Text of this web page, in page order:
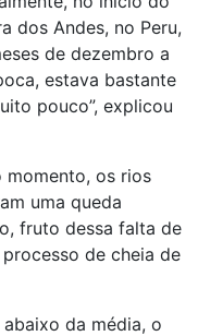
dos Andes, no Peru,
de dezembro a
estava bastante
pouco”, explicou
momento, os rios
uma queda
fruto dessa falta de
de cheia de
da média, o